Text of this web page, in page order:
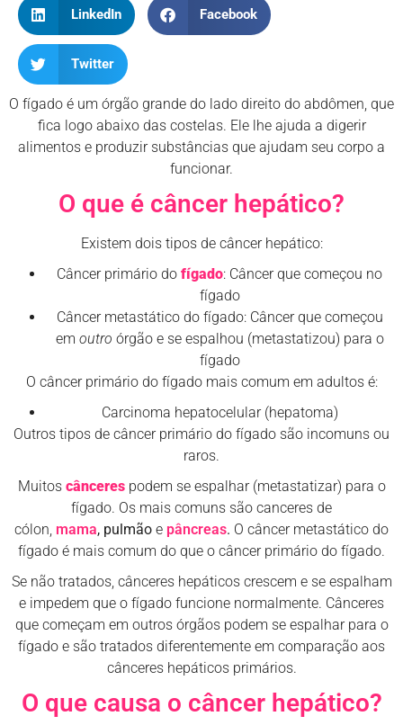
LinkedIn Facebook
Twitter
O fígado é um órgão grande do lado direito do abdômen, que
fica logo abaixo das costelas. Ele lhe ajuda a digerir
alimentos e produzir substâncias que ajudam seu corpo a
funcionar.
O que é câncer hepático?
Existem dois tipos de câncer hepático:
Câncer primário do fígado: Câncer que começou no
fígado
Câncer metastático do fígado: Câncer que começou
em outro órgão e se espalhou (metastatizou) para o
fígado
O câncer primário do fígado mais comum em adultos é:
Carcinoma hepatocelular (hepatoma)
Outros tipos de câncer primário do fígado são incomuns ou
raros.
Muitos câncerespodem se espalhar (metastatizar) para o
fígado. Os mais comuns são canceres de
cólon, mama, pulmão e pâncreas. O câncer metastático do
fígado é mais comum do que o câncer primário do fígado.
Se não tratados, cânceres hepáticos crescem e se espalham
e impedem que o fígado funcione normalmente. Cânceres
que começam em outros órgãos podem se espalhar para o
fígado e são tratados diferentemente em comparação aos
cânceres hepáticos primários.
O que causa o câncer hepático?